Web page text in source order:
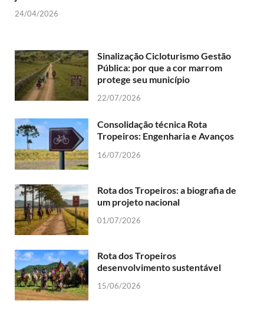
24/04/2026
Sinalização Cicloturismo Gestão
Pública: por que a cor marrom
protege seu município
22/07/2026
Consolidação técnica Rota
Tropeiros: Engenharia e Avanços
16/07/2026
Rota dos Tropeiros: a biografia de
um projeto nacional
01/07/2026
Rota dos Tropeiros
desenvolvimento sustentável
15/06/2026